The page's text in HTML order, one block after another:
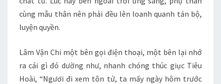
cùng mẫu thân nên phải đều lên loanh quanh tản bộ,
luyện quyền.
Lâm Vận Chi một bên gọi điện thoại, một bên lại nhớ
ra cái gì đó dường như, nhanh chóng thúc giục Tiêu
Hoài, “Ngươi đi xem tôn tử, ta mấy ngày hôm trước